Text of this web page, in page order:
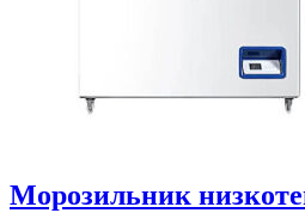
Морозильник